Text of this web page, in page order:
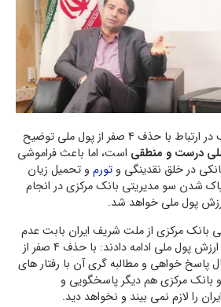
آقای عباسعلی حقانی نسب در ارتباط با حذف 4 صفر از پول ملی توضیح
است، اما باعث فراموشی
تورم و تحمیل زیان
شدن سو مدیریتی بانک مرکزی در انجام
پول ملی خواهد شد.
بانک مرکزی از ملت شریف ایران بابت عدم
انجام وظیفه خود در حفظ ارزش پول ملی ادامه دادند: با حذف ۴ صفر از
پاسخ خواهی و مطالبه گری آن با رفتار های
بانک مرکزی هم دیگر پاسخگویی و
را لازم نمی بیند و نخواهد دید.